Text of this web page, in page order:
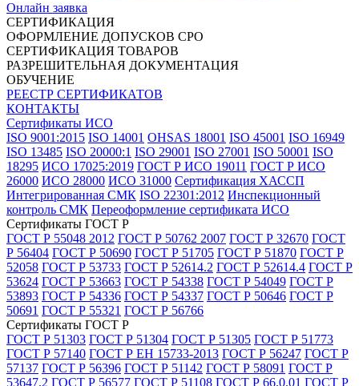
Онлайн заявка
СЕРТИФИКАЦИЯ
ОФОРМЛЕНИЕ ДОПУСКОВ СРО
СЕРТИФИКАЦИЯ ТОВАРОВ
РАЗРЕШИТЕЛЬНАЯ ДОКУМЕНТАЦИЯ
ОБУЧЕНИЕ
РЕЕСТР СЕРТИФИКАТОВ
КОНТАКТЫ
Сертификаты ИСО
ISO 9001:2015 ISO 14001 OHSAS 18001 ISO 45001 ISO 16949
ISO 13485 ISO 20000:1 ISO 29001 ISO 27001 ISO 50001 ISO
18295 ИСО 17025:2019 ГОСТ Р ИСО 19011 ГОСТ Р ИСО
26000 ИСО 28000 ИСО 31000 Сертификация ХАССП
Интегрированная СМК ISO 22301:2012 Инспекционный
контроль СМК Переоформление сертификата ИСО
Сертификаты ГОСТ Р
ГОСТ Р 55048 2012 ГОСТ Р 50762 2007 ГОСТ Р 32670 ГОСТ
Р 56404 ГОСТ Р 50690 ГОСТ Р 51705 ГОСТ Р 51870 ГОСТ Р
52058 ГОСТ Р 53733 ГОСТ Р 52614.2 ГОСТ Р 52614.4 ГОСТ Р
53624 ГОСТ Р 53663 ГОСТ Р 54338 ГОСТ Р 54049 ГОСТ Р
53893 ГОСТ Р 54336 ГОСТ Р 54337 ГОСТ Р 50646 ГОСТ Р
50691 ГОСТ Р 55321 ГОСТ Р 56766
Сертификаты ГОСТ Р
ГОСТ Р 51303 ГОСТ Р 51304 ГОСТ Р 51305 ГОСТ Р 51773
ГОСТ Р 57140 ГОСТ Р ЕН 15733-2013 ГОСТ Р 56247 ГОСТ Р
57137 ГОСТ Р 56396 ГОСТ Р 51142 ГОСТ Р 58091 ГОСТ Р
53647.2 ГОСТ Р 56577 ГОСТ Р 51108 ГОСТ Р 66.0.01 ГОСТ Р